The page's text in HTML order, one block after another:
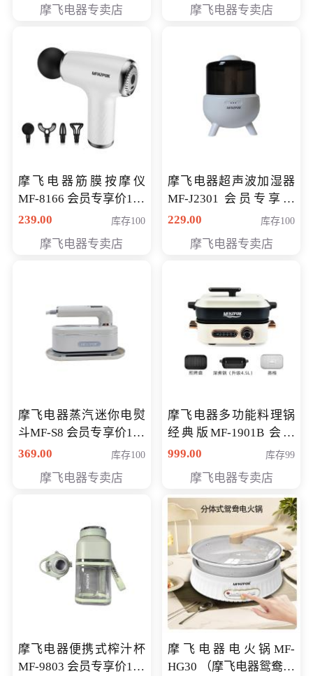
摩飞电器专卖店 摩飞电器专卖店
摩飞电器筋膜按摩仪
MF-8166 会员专享价168
元
239.00 库存100
摩飞电器专卖店
摩飞电器超声波加湿器
MF-J2301 会员专享价
168元
229.00 库存100
摩飞电器专卖店
摩飞电器蒸汽迷你电熨
斗MF-S8 会员专享价168
元
369.00 库存100
摩飞电器专卖店
摩飞电器多功能料理锅
经典版MF-1901B 会员
专享价399元
999.00 库存99
摩飞电器专卖店
摩飞电器便携式榨汁杯
MF-9803 会员专享价138
摩飞电器电火锅MF-
HG30 （摩飞电器鸳鸯锅